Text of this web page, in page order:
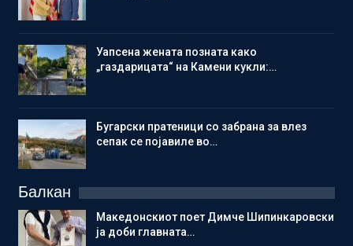
Уапсена жената позната како
„газдарицата“ на Камени кукли:…
Бугарски пратеници со забрана за влез
сепак се појавиле во…
Балкан
Македонскиот поет Димче Шипинкаровски
ја доби главната…